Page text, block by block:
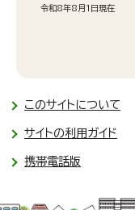
令和8年8月1日現在
このサイトについて
サイトの利用ガイド
携帯電話版